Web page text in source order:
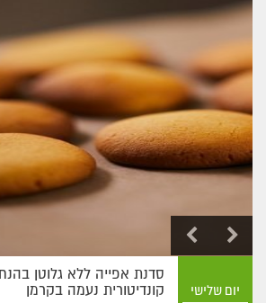
יום שלישי
סדנת אפייה ללא גלוטן
קונדיטורית נעמה בקרמן